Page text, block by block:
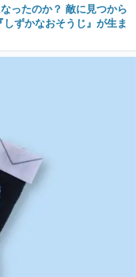
ったのか？ 敵に見つから
ずかなおそうじ』が生ま